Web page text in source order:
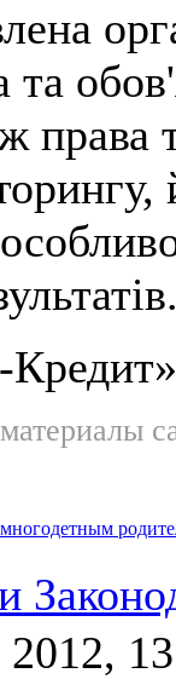
та
права
Кредит»
2012,